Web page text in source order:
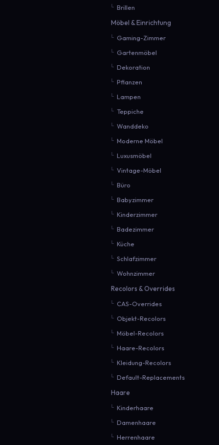
Brillen
Möbel & Einrichtung
Gaming-Zimmer
Gartenmöbel
Dekoration
Pflanzen
Lampen
Teppiche
Wanddeko
Moderne Möbel
Luxusmöbel
Vintage-Möbel
Büro
Babyzimmer
Kinderzimmer
Badezimmer
Küche
Schlafzimmer
Wohnzimmer
Recolors & Overrides
CAS-Overrides
Objekt-Recolors
Möbel-Recolors
Haare-Recolors
Kleidung-Recolors
Default-Replacements
Haare
Kinderhaare
Damenhaare
Herrenhaare